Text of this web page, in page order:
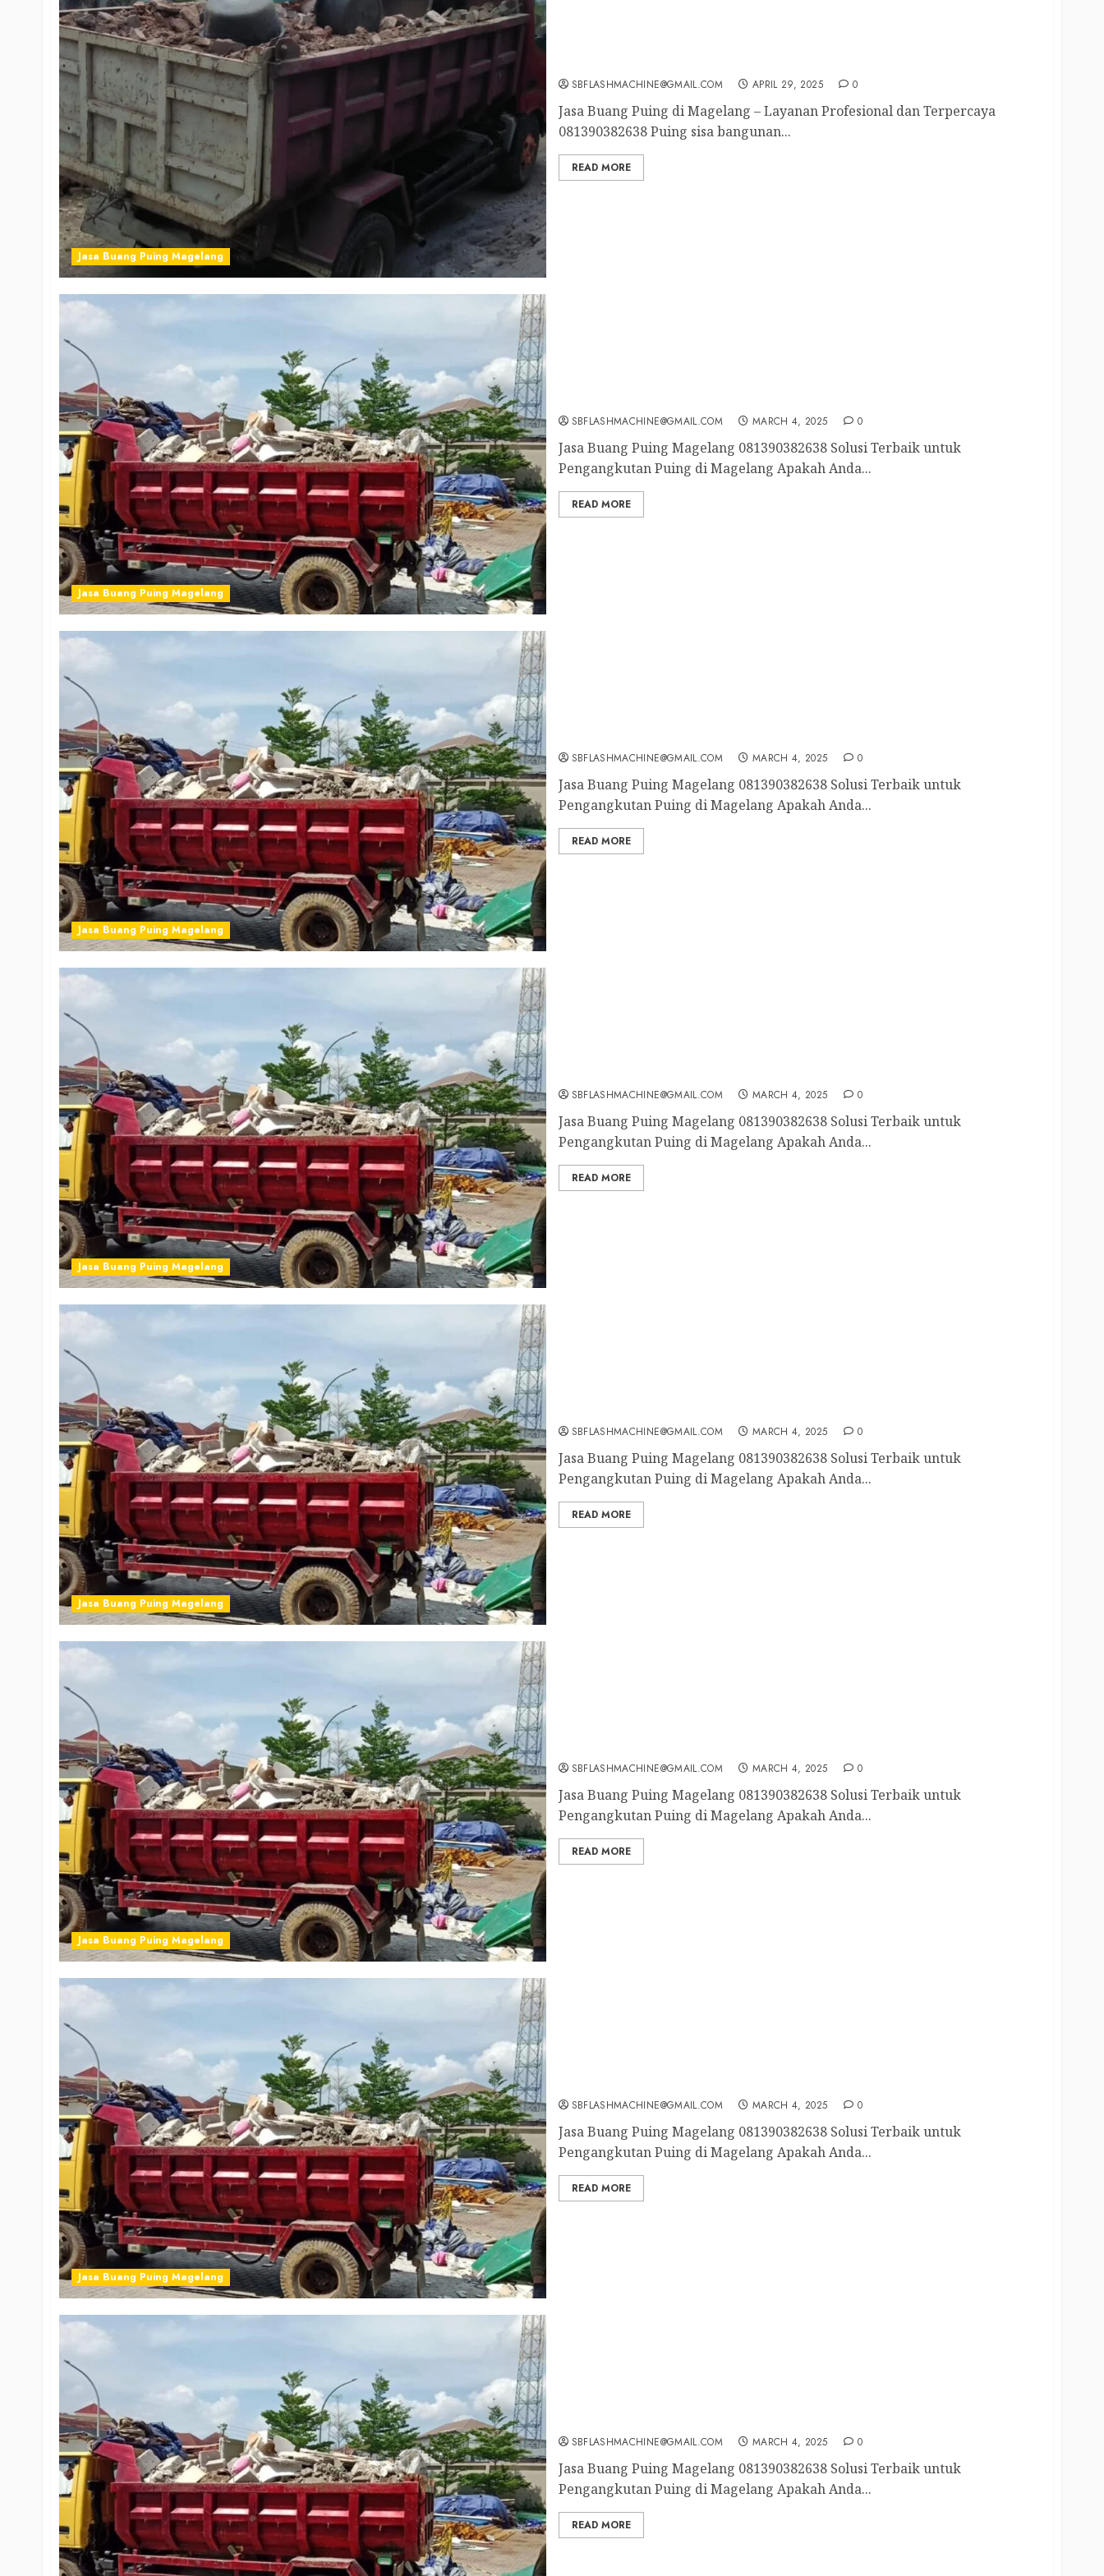
Jasa Buang Puing Magelang
SBFLASHMACHINE@GMAIL.COM APRIL 29, 2025 0
Jasa Buang Puing di Magelang – Layanan Profesional dan Terpercaya
081390382638 Puing sisa bangunan...
READ MORE
Jasa Buang Puing Magelang
SBFLASHMACHINE@GMAIL.COM MARCH 4, 2025 0
Jasa Buang Puing Magelang 081390382638 Solusi Terbaik untuk
Pengangkutan Puing di Magelang Apakah Anda...
READ MORE
Jasa Buang Puing Magelang
SBFLASHMACHINE@GMAIL.COM MARCH 4, 2025 0
Jasa Buang Puing Magelang 081390382638 Solusi Terbaik untuk
Pengangkutan Puing di Magelang Apakah Anda...
READ MORE
Jasa Buang Puing Magelang
SBFLASHMACHINE@GMAIL.COM MARCH 4, 2025 0
Jasa Buang Puing Magelang 081390382638 Solusi Terbaik untuk
Pengangkutan Puing di Magelang Apakah Anda...
READ MORE
Jasa Buang Puing Magelang
SBFLASHMACHINE@GMAIL.COM MARCH 4, 2025 0
Jasa Buang Puing Magelang 081390382638 Solusi Terbaik untuk
Pengangkutan Puing di Magelang Apakah Anda...
READ MORE
Jasa Buang Puing Magelang
SBFLASHMACHINE@GMAIL.COM MARCH 4, 2025 0
Jasa Buang Puing Magelang 081390382638 Solusi Terbaik untuk
Pengangkutan Puing di Magelang Apakah Anda...
READ MORE
Jasa Buang Puing Magelang
SBFLASHMACHINE@GMAIL.COM MARCH 4, 2025 0
Jasa Buang Puing Magelang 081390382638 Solusi Terbaik untuk
Pengangkutan Puing di Magelang Apakah Anda...
READ MORE
SBFLASHMACHINE@GMAIL.COM MARCH 4, 2025 0
Jasa Buang Puing Magelang 081390382638 Solusi Terbaik untuk
Pengangkutan Puing di Magelang Apakah Anda...
READ MORE